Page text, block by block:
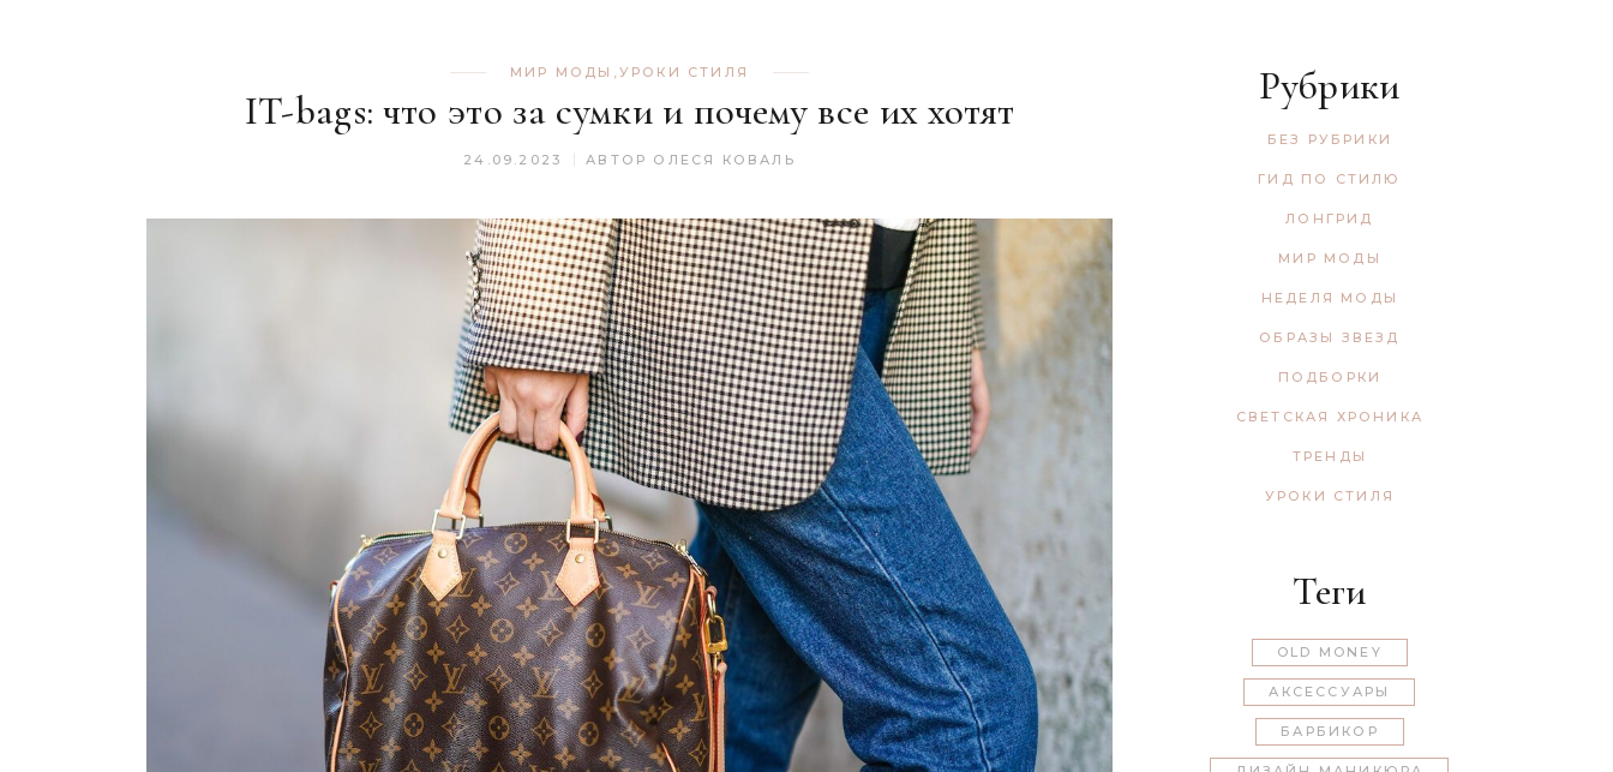
МИР МОДЫ УРОКИ СТИЛЯ
IT-bags: что это за сумки и почему все их хотят
24.09.2023 АВТОР ОЛЕСЯ КОВАЛЬ
Рубрики
БЕЗ РУБРИКИ
ГИД ПО СТИЛЮ
ЛОНГРИД
МИР МОДЫ
НЕДЕЛЯ МОДЫ
ОБРАЗЫ ЗВЕЗД
ПОДБОРКИ
СВЕТСКАЯ ХРОНИКА
ТРЕНДЫ
УРОКИ СТИЛЯ
Теги
OLD MONEY
АКСЕССУАРЫ
БАРБИКОР